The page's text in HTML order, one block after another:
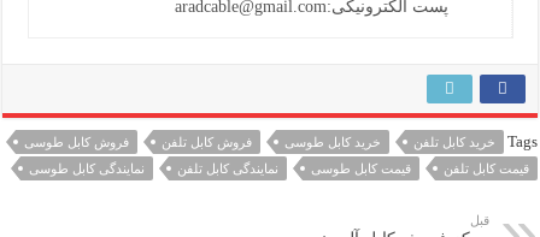
پست الکترونیکی:aradcable@gmail.com
Tags خرید کابل تلفن خرید کابل طوسی فروش کابل تلفن
فروش کابل طوسی
قیمت کابل تلفن
قیمت کابل طوسی نمایندگی کابل تلفن نمایندگی کابل طوسی
قبل